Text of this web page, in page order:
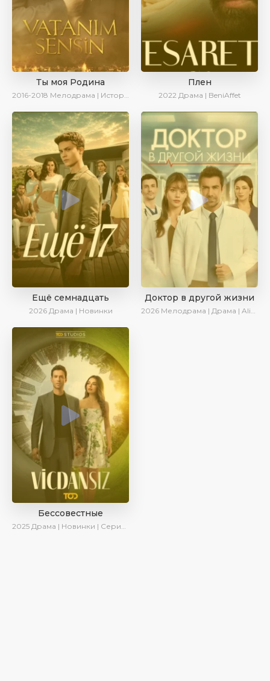
Ты моя Родина
2016-2018 Мелодрама | Исторический | Военный | Turok1990
Плен
2022 Драма | BeniAffet
Ещё семнадцать
2026 Драма | Новинки
Доктор в другой жизни
2026 Мелодрама | Драма | AlisaDirilis | Новинки
Бессовестные
2025 Драма | Новинки | Сериалы 2025